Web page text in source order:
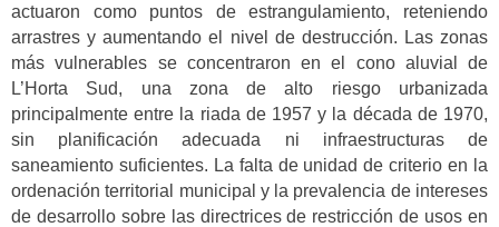
actuaron como puntos de estrangulamiento, reteniendo
arrastres y aumentando el nivel de destrucción. Las zonas
más vulnerables se concentraron en el cono aluvial de
L’Horta Sud, una zona de alto riesgo urbanizada
principalmente entre la riada de 1957 y la década de 1970,
sin planificación adecuada ni infraestructuras de
saneamiento suficientes. La falta de unidad de criterio en la
ordenación territorial municipal y la prevalencia de intereses
de desarrollo sobre las directrices de restricción de usos en